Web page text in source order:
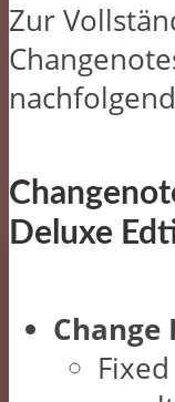
Zur
Deluxe
Change